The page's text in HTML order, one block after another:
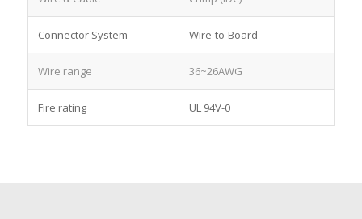
Connector System Wire-to-Board
Wire range 36~26AWG
Fire rating UL 94V-0